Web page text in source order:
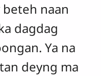
naan
dagdag
Ya na
deyng ma